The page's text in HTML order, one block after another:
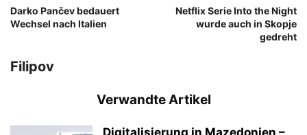
Darko Pančev bedauert
Wechsel nach Italien
Netflix Serie Into the Night
wurde auch in Skopje
gedreht
Filipov
Verwandte Artikel
Digitalisierung in Mazedonien –